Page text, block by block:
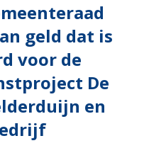
geld dat is
voor de
De
en